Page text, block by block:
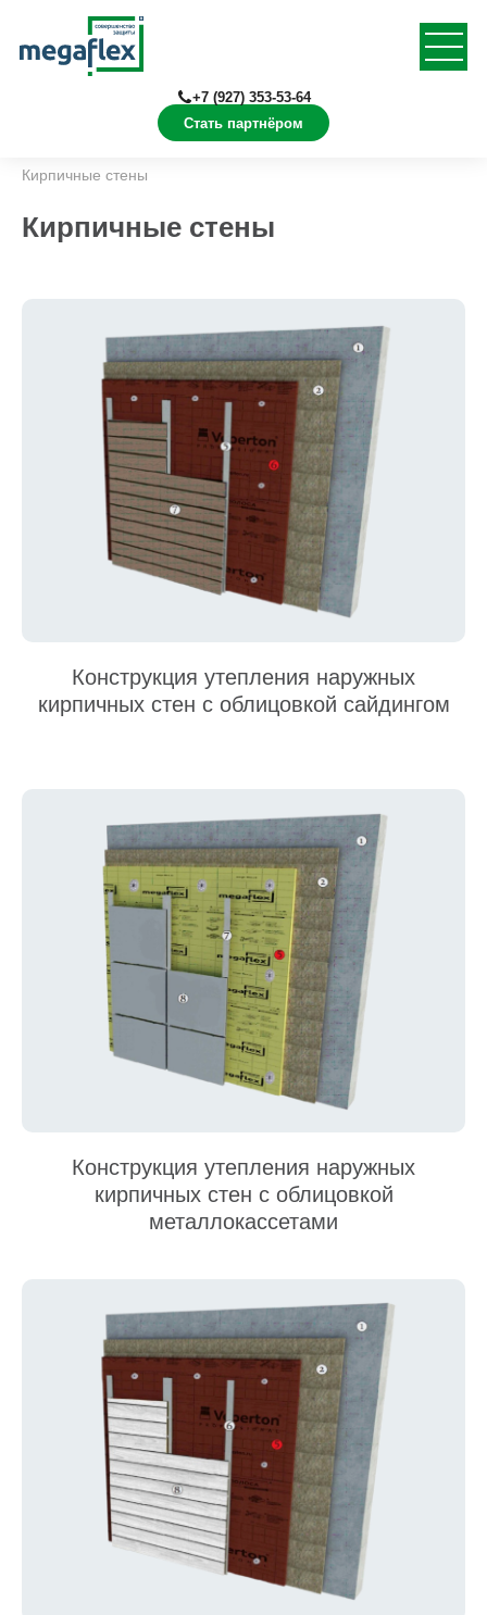
Стать партнёром
+7 (927) 353-53-64
Кирпичные стены
Кирпичные стены
Конструкция утепления наружных
кирпичных стен с облицовкой сайдингом
Конструкция утепления наружных
кирпичных стен с облицовкой
металлокассетами